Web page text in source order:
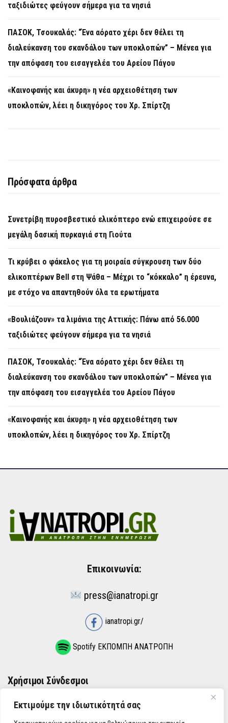
Εκτιμούμε την ιδιωτικότητά σας
ταξιδιώτες φεύγουν σήμερα για τα νησιά
ΠΑΣΟΚ, Τσουκαλάς: “Ένα αόρατο χέρι δεν θέλει τη
διαλεύκανση του σκανδάλου των υποκλοπών” – Μένεα για
την απόφαση του εισαγγελέα του Αρείου Πάγου
«Καινοφανής και άκυρη» η νέα αρχειοθέτηση των
υποκλοπών, λέει η δικηγόρος του Χρ. Σπίρτζη
Πρόσφατα άρθρα
Συνετρίβη πυροσβεστικό ελικόπτερο ενώ επιχειρούσε σε
μεγάλη δασική πυρκαγιά στη Γιούτα
Τι κρύβει ο φάκελος για τη μοιραία σύγκρουση των δύο
ελικοπτέρων Bell στη Ψάθα – Μέχρι το “κόκκαλο” η έρευνα,
με στόχο να απαντηθούν όλα τα ερωτήματα
«Βουλιάζουν» τα λιμάνια της Αττικής: Πάνω από 56.000
ταξιδιώτες φεύγουν σήμερα για τα νησιά
ΠΑΣΟΚ, Τσουκαλάς: “Ένα αόρατο χέρι δεν θέλει τη
διαλεύκανση του σκανδάλου των υποκλοπών” – Μένεα για
την απόφαση του εισαγγελέα του Αρείου Πάγου
«Καινοφανής και άκυρη» η νέα αρχειοθέτηση των
υποκλοπών, λέει η δικηγόρος του Χρ. Σπίρτζη
Επικοινωνία:
press@ianatropi.gr
ianatropi.gr/
Spotify ΕΚΠΟΜΠΗ ΑΝΑΤΡΟΠΗ
Χρήσιμοι Σύνδεσμοι
ΌΡΟΙ ΧΡΉΣΗΣ